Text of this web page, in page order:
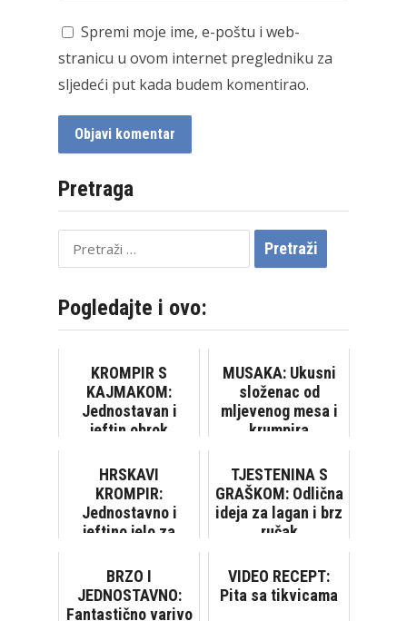
Spremi moje ime, e-poštu i web-
stranicu u ovom internet pregledniku za
sljedeći put kada budem komentirao.
Pretraga
Pretraži:
Pogledajte i ovo:
KROMPIR S
KAJMAKOM:
Jednostavan i
jeftin obrok
MUSAKA: Ukusni
složenac od
mljevenog mesa i
krumpira
HRSKAVI
KROMPIR:
Jednostavno i
jeftino jelo za
poludjeli
TJESTENINA S
GRAŠKOM: Odlična
ideja za lagan i brz
ručak
BRZO I
JEDNOSTAVNO:
Fantastično varivo
VIDEO RECEPT:
Pita sa tikvicama